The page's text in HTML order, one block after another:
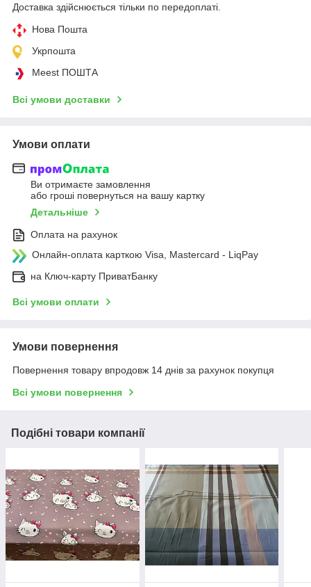
Доставка здійснюється тільки по передоплаті.
Нова Пошта
Укрпошта
Meest ПОШТА
Всі умови доставки
Умови оплати
Ви отримаєте замовлення
або гроші повернуться на вашу картку
Детальніше
Оплата на рахунок
Онлайн-оплата карткою Visa, Mastercard - LiqPay
на Ключ-карту ПриватБанку
Всі умови оплати
Умови повернення
Повернення товару впродовж 14 днів за рахунок покупця
Всі умови повернення
Подібні товари компанії